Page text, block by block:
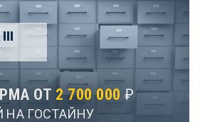
ОТ 2 700 000 ₽
НА ГОСТАЙНУ